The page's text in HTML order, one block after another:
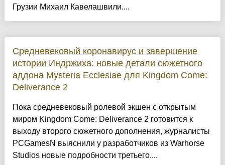
Грузии Михаил Кавелашвили....
Средневековый коронавирус и завершение
истории Индржиха: новые детали сюжетного
аддона Mysteria Ecclesiae для Kingdom Come:
Deliverance 2
Пока средневековый ролевой экшен с открытым
миром Kingdom Come: Deliverance 2 готовится к
выходу второго сюжетного дополнения, журналисты
PCGamesN выяснили у разработчиков из Warhorse
Studios новые подробности третьего....